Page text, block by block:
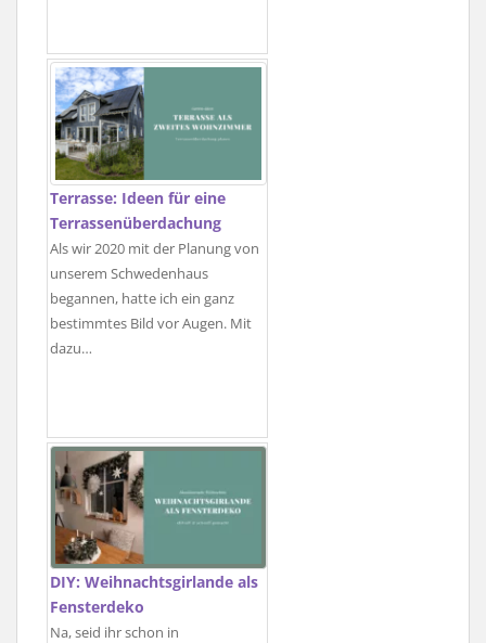
Terrasse: Ideen für eine
Terrassenüberdachung
Als wir 2020 mit der Planung von
unserem Schwedenhaus
begannen, hatte ich ein ganz
bestimmtes Bild vor Augen. Mit
dazu…
DIY: Weihnachtsgirlande als
Fensterdeko
Na, seid ihr schon in